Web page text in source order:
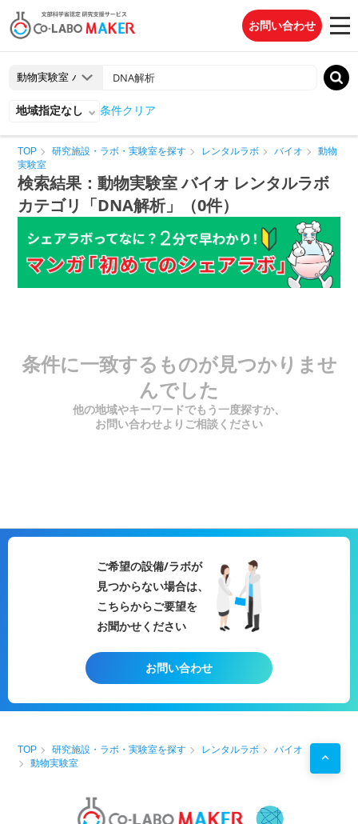
お問い合わせ
地域指定なし 条件クリア
TOP 研究施設・ラボ・実験室を探す レンタルラボ バイオ
動物
実験室
検索結果：動物実験室 バイオ レンタルラボ
カテゴリ「DNA解析」（0件）
条件に一致するものが見つかりませ
んでした
他の地域やキーワードでもう一度探すか、
お問い合わせよりご相談ください
ご希望の設備/ラボが
見つからない場合は、
こちらからご要望を
お聞かせください
お問い合わせ
TOP 研究施設・ラボ・実験室を探す レンタルラボ
バイオ
動物実験室